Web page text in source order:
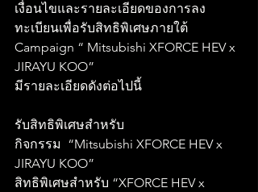
เงื่อนไขและรายละเอียดของการลง
ทะเบียนเพื่อรับสิทธิพิเศษภายใต้
Campaign “ Mitsubishi XFORCE HEV x
JIRAYU KOO”
มีรายละเอียดดังต่อไปนี้
รับสิทธิพิเศษสำหรับ
กิจกรรม  “Mitsubishi XFORCE HEV x
JIRAYU KOO”
สิทธิพิเศษสำหรับ “XFORCE HEV x